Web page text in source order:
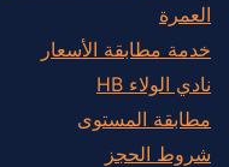
العمرة
خدمة مطابقة الأسعار
نادي الولاء HB
مطابقة المستوى
شروط الحجز